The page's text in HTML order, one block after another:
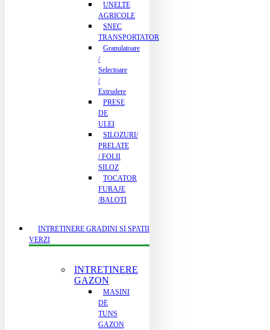
UNELTE
AGRICOLE
SNEC
TRANSPORTATOR
Granulatoare
/
Selectoare
/
Extrudere
PRESE
DE
ULEI
SILOZURI/
PRELATE
/ FOLII
SILOZ
TOCATOR
FURAJE
/BALOTI
INTRETINERE GRADINI SI SPATII
VERZI
INTRETINERE
GAZON
MASINI
DE
TUNS
GAZON